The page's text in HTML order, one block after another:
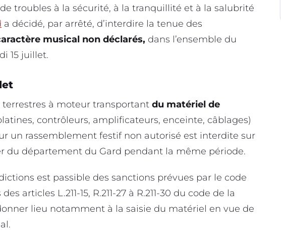
troubles à la sécurité, à la tranquillité et à la salubrité
a décidé, par arrêté, d’interdire la tenue des
musical non déclarés, dans l’ensemble du
15 juillet.
à moteur transportant du matériel de
contrôleurs, amplificateurs, enceinte, câblages)
un rassemblement festif non autorisé est interdite sur
du département du Gard pendant la même période.
est passible des sanctions prévues par le code
articles L.211-15, R.211-27 à R.211-30 du code de la
lieu notamment à la saisie du matériel en vue de